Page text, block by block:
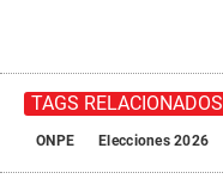
TAGS RELACIONADOS
ONPE Elecciones 2026